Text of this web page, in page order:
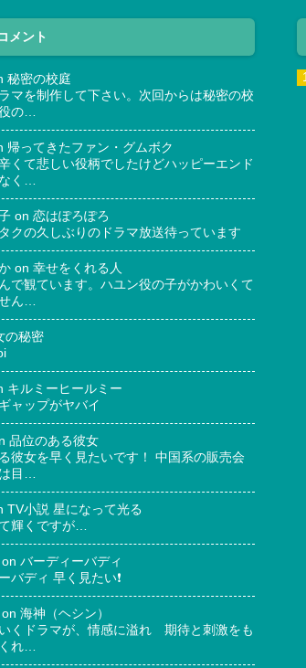
メント
秘密の校庭
マを制作して下さい。次回からは秘密の校
の…
帰ってきたファン・グムボク
くて悲しい役柄でしたけどハッピーエンド
く…
on 恋はぽろぽろ
クの久しぶりのドラマ放送待っています
on 幸せをくれる人
で観ています。ハユン役の子がかわいくて
ん…
の秘密
キルミーヒールミー
ャップがヤバイ
品位のある彼女
彼女を早く見たいです！ 中国系の販売会
目…
TV小説 星になって光る
輝くですが…
on バーディーバディ
バディ 早く見たい❗
on 海神（ヘシン）
くドラマが、情感に溢れ 期待と刺激をも
れ…